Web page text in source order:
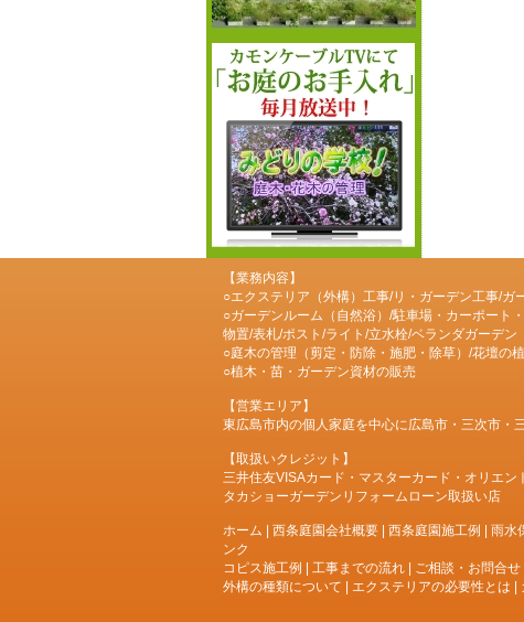
【業務内容】
○エクステリア（外構）工事/リ・ガーデン工事/ガ
○ガーデンルーム（自然浴）/駐車場・カーポート
物置/表札/ポスト/ライト/立水栓/ベランダガーデン
○庭木の管理（剪定・防除・施肥・除草）/花壇の
○植木・苗・ガーデン資材の販売
【営業エリア】
東広島市内の個人家庭を中心に広島市・三次市
【取扱いクレジット】
三井住友VISAカード・マスターカード・オリエ
タカショーガーデンリフォームローン取扱い店
ホーム 西条庭園会社概要 西条庭園施工例 雨水
ンク
コピス施工例
工事までの流れ ご相談・お問合せ
外構の種類について
エクステリアの必要性とは